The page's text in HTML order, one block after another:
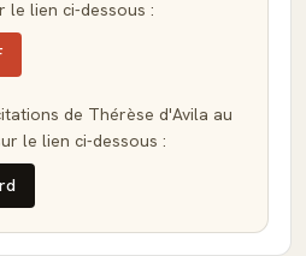
le lien ci-dessous :
de Thérèse d'Avila au
le lien ci-dessous :